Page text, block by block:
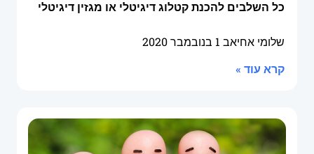
כל השלבים להכנת קטלוג דיגיטלי או מגזין דיגיטלי
שלומי אחיאב 1 בנובמבר 2020
קרא עוד »